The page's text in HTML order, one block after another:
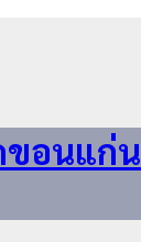
ขอนแก่น